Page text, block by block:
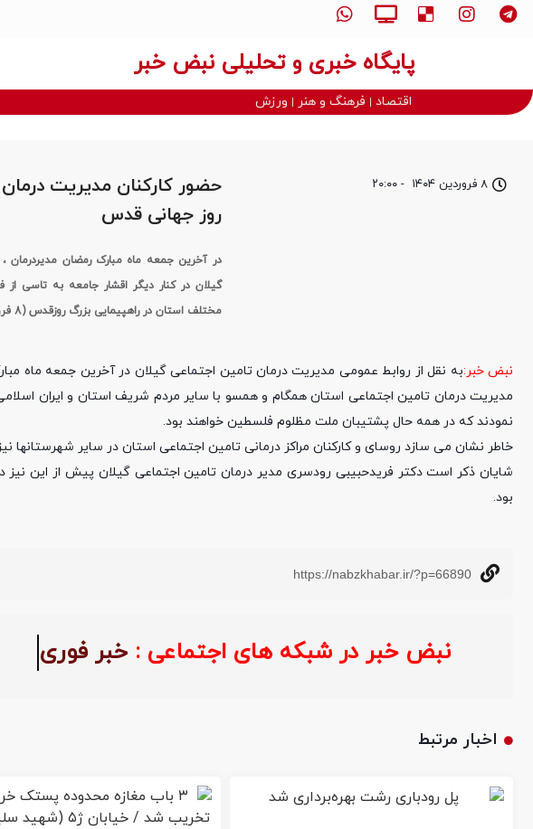
پایگاه خبری و تحلیلی نبض خبر
اقتصاد فرهنگ و هنر ورزش
۸ فروردین ۱۴۰۴ - ۲۰:۰۰
حضور کارکنان مدیریت
روز جهانی قدس
در آخرین جمعه ماه مبارک رمضان مدیردرمان ،
گیلان در کنار دیگر اقشار جامعه به تاسی
مختلف استان در راهپیمایی بزرگ روزقدس (8 فروردین 1404) شرکت نمودند.
نبض خبر:
مدیریت درمان تامین اجتماعی استان همگام و همسو با سایر مردم شریف استان و ایران
نمودند که در همه حال پشتیبان ملت مظلوم فلسطین خواهند بود.
خاطر نشان می سازد روسای و کارکنان مراکز درمانی تامین اجتماعی استان در سایر شهرستانها
شایان ذکر است دکتر فریدحبیبی رودسری مدیر درمان تامین اجتماعی گیلان پیش از این نیز
بود.
https://nabzkhabar.ir/?p=66890
نبض خبر در شبکه های اجتماعی : خبر فوری
اخبار مرتبط